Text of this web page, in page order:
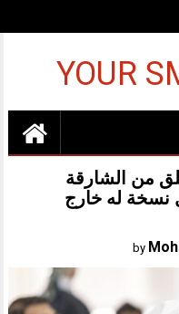
YOUR
من الشارقة
نسخة له خارج